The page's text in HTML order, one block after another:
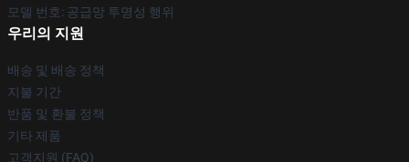
모델 번호: 공급망 투명성 행위
우리의 지원
배송 및 배송 정책
지불 기간
반품 및 환불 정책
기타 제품
고객지원 (FAQ)